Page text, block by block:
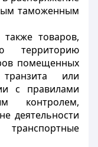
таможенным
товаров,
территорию
помещенных
или
с правилами
контролем,
деятельности